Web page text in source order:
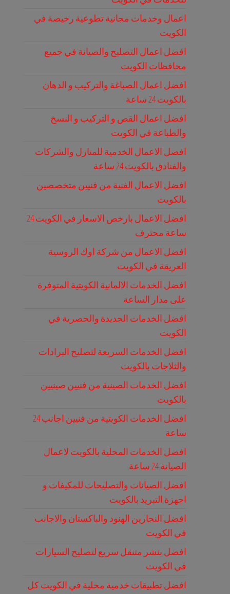
اعمال وخدمات مجانية تطوعية رخيصة في
الكويت
افضل اعمال التصليح والصيانة في جميع
محافظات الكويت
افضل اعمال الصباغة والتركيب و الدهان
بالكويت 24 ساعة
افضل اعمال القص و التركيب و النسخ
والطباعة في الكويت
افضل الاعمال الخدمية للمنازل والشركات
والفنادق بالكويت 24 ساعة
افضل الاعمال الفنية من فنيين متخصصين
بالكويت
افضل الاعمال بارخص الاسعار في الكويت 24
ساعة محترف
افضل الاعمال من شركة اوك الروسية
العريقة في الكويت
افضل الخدمات الالمانية الكويتية المتوفرة
على مدار الساعة
افضل الخدمات الجديدة والحصرية في
الكويت
افضل الخدمات السريعة لتصليح البرادات
والثلاجات بالكويت
افضل الخدمات الصينية من فنيين صينيين
بالكويت
افضل الخدمات الكويتية من فنيين اجانب 24
ساعة
افضل الخدمات المحلية بالكويت لاعمال
الصيانة 24 ساعة
افضل الصيانات والتصليحات للمكيفات و
اجهزة التبريد بالكويت
افضل النجارين الهنود والباكستان والاجانب
في الكويت
افضل بنشر متنقل سريع لتصليح السيارات
في الكويت
افضل تطبيقات خدمية محلية في الكويت كل